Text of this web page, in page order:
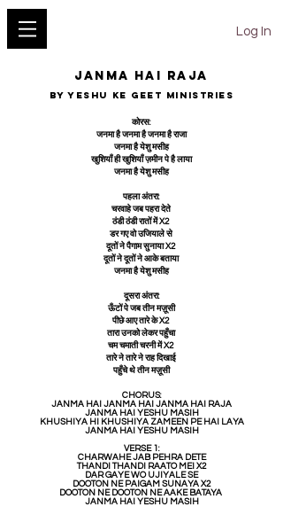
Log In
JANMA HAI RAJA
BY YESHU KE GEET MINISTRIES
कोरस:
जनमा है जनमा है जनमा है राजा
जनमा है येशु मसीह
खुशियाँ ही खुशियाँ ज़मीन पे है लाया
जनमा है येशु मसीह
पहला अंतरा:
चरवाहे जब पहरा देते
ठंडी ठंडी रातों में X2
डर गए वो उजियाले से
दूतों ने पैगाम सुनाया X2
दूतों ने दूतों ने आके बताया
जनमा है येशु मसीह
दूसरा अंतरा:
ऊँटों पे जब तीन मज़ूसी
पीछे आए तारे के X2
तारा उनको लेकर पहुँचा
चम चमाती चरनी में X2
तारे ने तारे ने राह दिखाई
पहुँचे थे तीन मज़ूसी
CHORUS:
JANMA HAI JANMA HAI JANMA HAI RAJA
JANMA HAI YESHU MASIH
KHUSHIYA HI KHUSHIYA ZAMEEN PE HAI LAYA
JANMA HAI YESHU MASIH
VERSE 1:
CHARWAHE JAB PEHRA DETE
THANDI THANDI RAATO MEI X2
DAR GAYE WO UJIYALE SE
DOOTON NE PAIGAM SUNAYA X2
DOOTON NE DOOTON NE AAKE BATAYA
JANMA HAI YESHU MASIH